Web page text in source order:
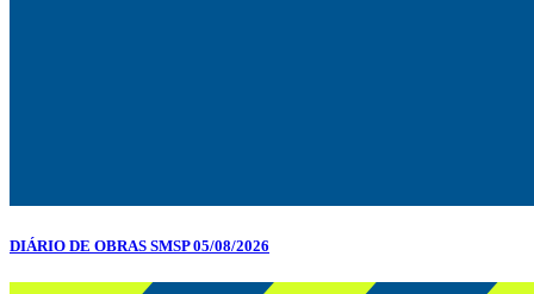
DIÁRIO DE OBRAS SMSP 05/08/2026